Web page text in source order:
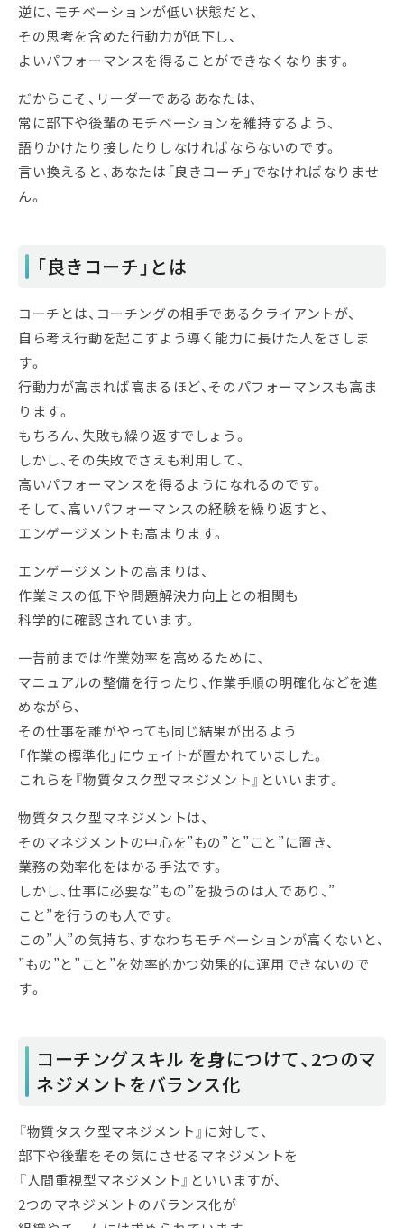
逆に、モチベーションが低い状態だと、
その思考を含めた行動力が低下し、
よいパフォーマンスを得ることができなくなります。
だからこそ、リーダーであるあなたは、
常に部下や後輩のモチベーションを維持するよう、
語りかけたり接したりしなければならないのです。
言い換えると、あなたは「良きコーチ」でなければなりませ
ん。
「良きコーチ」とは
コーチとは、コーチングの相手であるクライアントが、
自ら考え行動を起こすよう導く能力に長けた人をさしま
す。
行動力が高まれば高まるほど、そのパフォーマンスも高ま
ります。
もちろん、失敗も繰り返すでしょう。
しかし、その失敗でさえも利用して、
高いパフォーマンスを得るようになれるのです。
そして、高いパフォーマンスの経験を繰り返すと、
エンゲージメントも高まります。
エンゲージメントの高まりは、
作業ミスの低下や問題解決力向上との相関も
科学的に確認されています。
一昔前までは作業効率を高めるために、
マニュアルの整備を行ったり、作業手順の明確化などを進
めながら、
その仕事を誰がやっても同じ結果が出るよう
「作業の標準化」にウェイトが置かれていました。
これらを『物質タスク型マネジメント』といいます。
物質タスク型マネジメントは、
そのマネジメントの中心を”もの”と”こと”に置き、
業務の効率化をはかる手法です。
しかし、仕事に必要な”もの”を扱うのは人であり、”
こと”を行うのも人です。
この”人”の気持ち、すなわちモチベーションが高くないと、
”もの”と”こと”を効率的かつ効果的に運用できないので
す。
コーチングスキル を身につけて、2つのマ
ネジメントをバランス化
『物質タスク型マネジメント』に対して、
部下や後輩をその気にさせるマネジメントを
『人間重視型マネジメント』といいますが、
2つのマネジメントのバランス化が